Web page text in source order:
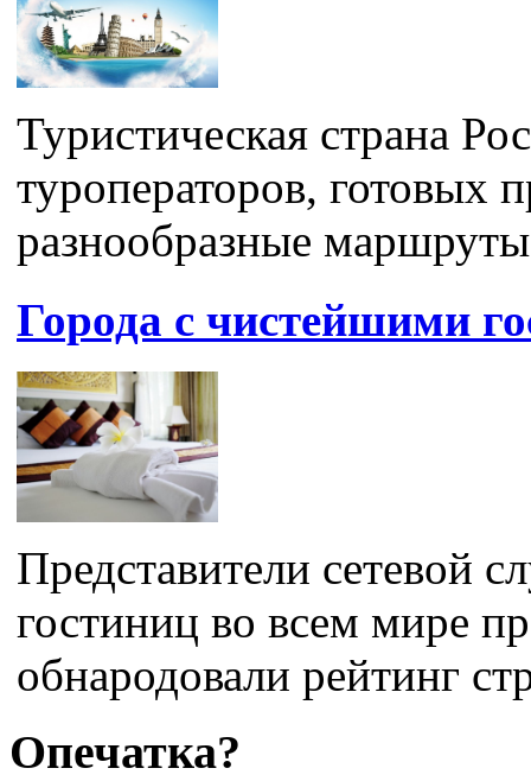
Туристическая страна
туроператоров, готовых
разнообразные
Города с чистейшими
Представители сетевой
гостиниц во всем мире
обнародовали рейтинг
Опечатка?